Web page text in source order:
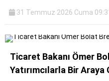
31 Temmuz 2026 Cuma
Ticaret Bakanı Ömer
Yatırımcılarla Bir Araya